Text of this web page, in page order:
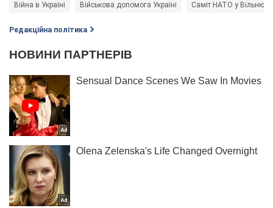
Війна в Україні Військова допомога Україні Саміт НАТО у Вільнюсі
Редакційна політика